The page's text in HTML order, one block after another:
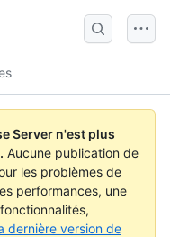
Server n'est plus
. Aucune publication de
les problèmes de
performances, une
dernière version de